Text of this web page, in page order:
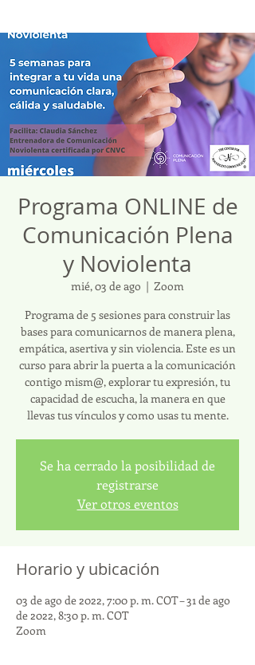
Programa ONLINE de
Comunicación Plena
y Noviolenta
mié, 03 de ago
  |
Zoom
Programa de 5 sesiones para construir las
bases para comunicarnos de manera plena,
empática, asertiva y sin violencia. Este es un
curso para abrir la puerta a la comunicación
contigo mism@, explorar tu expresión, tu
capacidad de escucha, la manera en que
llevas tus vínculos y como usas tu mente.
Se ha cerrado la posibilidad de
registrarse
Ver otros eventos
Horario y ubicación
03 de ago de 2022, 7:00 p. m. COT – 31 de ago
de 2022, 8:30 p. m. COT
Zoom